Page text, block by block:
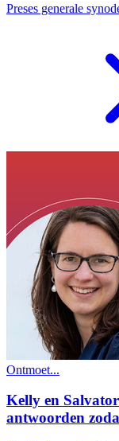
Preses generale
Ontmoet...
Kelly en
antwoorden